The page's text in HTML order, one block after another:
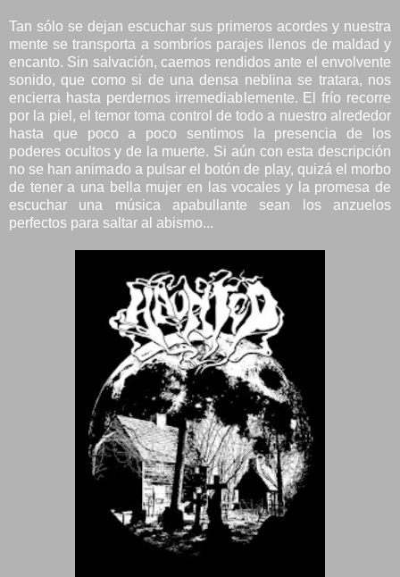
Tan sólo se dejan escuchar sus primeros acordes y nuestra
mente se transporta a sombríos parajes llenos de maldad y
encanto. Sin salvación, caemos rendidos ante el envolvente
sonido, que como si de una densa neblina se tratara, nos
encierra hasta perdernos irremediablemente. El frío recorre
por la piel, el temor toma control de todo a nuestro alrededor
hasta que poco a poco sentimos la presencia de los
poderes ocultos y de la muerte. Si aún con esta descripción
no se han animado a pulsar el botón de play, quizá el morbo
de tener a una bella mujer en las vocales y la promesa de
escuchar una música apabullante sean los anzuelos
perfectos para saltar al abismo...